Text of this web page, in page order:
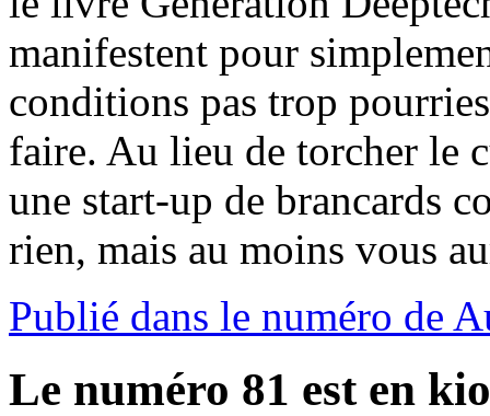
manifestent pour
conditions pas trop
faire. Au lieu de torcher le
une start-up de brancards
rien, mais au moins vous
Publié dans le numéro de
Le numéro 81 est en